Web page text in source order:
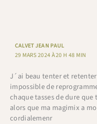
CALVET JEAN PAUL
29 MARS 2024 À 20 H 48 MIN
J´ai beau tenter et
impossible de
chaque tasses de dure
alors que ma magimix a
cordialemenr